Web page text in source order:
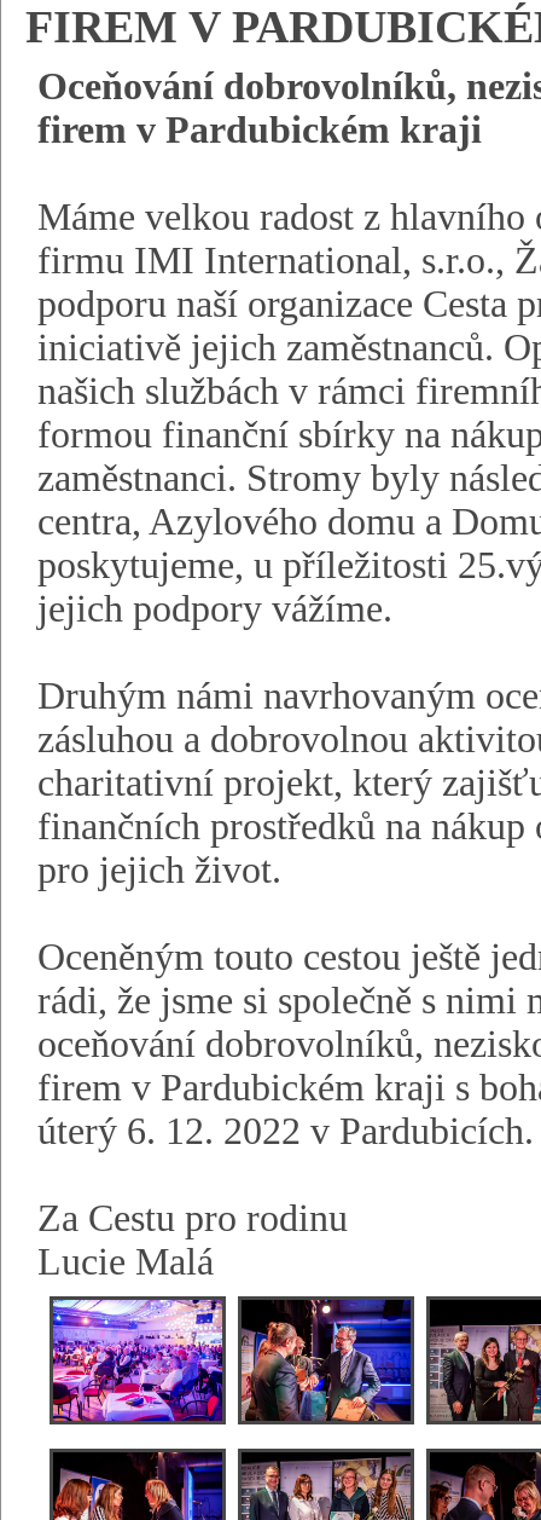
FIREM V
Oceňování dobrovolníků,
firem v Pardubickém kraji
Máme velkou radost z hlavního
firmu IMI International, s.r.o.,
podporu naší organizace
iniciativě jejich zaměstnanců.
našich službách v rámci
formou finanční sbírky na
zaměstnanci. Stromy byly
centra, Azylového domu a
poskytujeme, u příležitosti
jejich podpory vážíme.
Druhým námi navrhovaným
zásluhou a dobrovolnou
charitativní projekt, který
finančních prostředků na
pro jejich život.
Oceněným touto cestou ještě
rádi, že jsme si společně s
oceňování dobrovolníků,
firem v Pardubickém kraji s
úterý 6. 12. 2022 v Pardubicích.
Za Cestu pro rodinu
Lucie Malá